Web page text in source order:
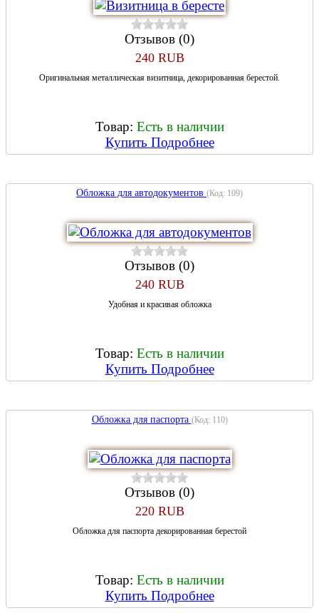
Отзывов (0)
240 RUB
Оригинальная металлическая визитница, декорированная берестой.
Товар: Есть в наличии
Купить Подробнее
Обложка для автодокументов (Код: 109)
Отзывов (0)
240 RUB
Удобная и красивая обложка
Товар: Есть в наличии
Купить Подробнее
Обложка для паспорта (Код: 110)
Отзывов (0)
220 RUB
Обложка для паспорта декорированная берестой
Товар: Есть в наличии
Купить Подробнее